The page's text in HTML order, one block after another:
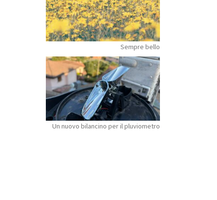
Sempre bello
Un nuovo bilancino per il pluviometro